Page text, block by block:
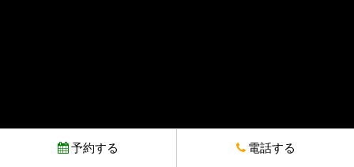
予約する 電話する